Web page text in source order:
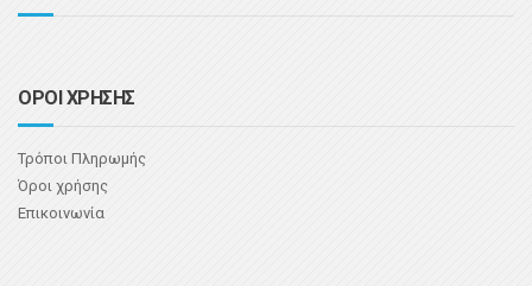
ΟΡΟΙ ΧΡΗΣΗΣ
Τρόποι Πληρωμής
Όροι χρήσης
Επικοινωνία